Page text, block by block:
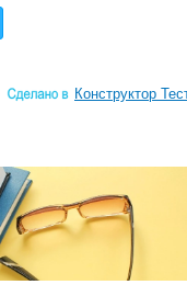
Конструктор